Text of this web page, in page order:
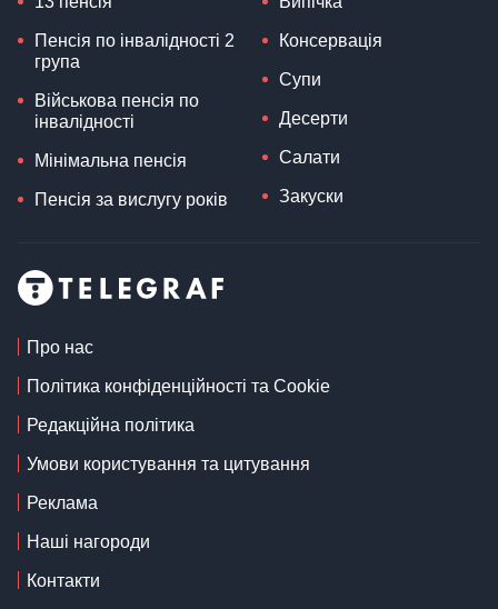
Пенсія по інвалідності 2
група
Військова пенсія по
інвалідності
Мінімальна пенсія
Пенсія за вислугу років
Консервація
Супи
Десерти
Салати
Закуски
Про нас
Політика конфіденційності та Cookie
Редакційна політика
Умови користування та цитування
Реклама
Наші нагороди
Контакти